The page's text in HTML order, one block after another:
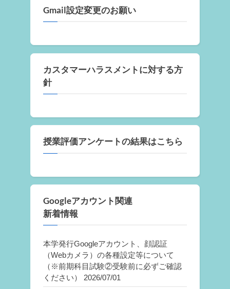
Gmail設定変更のお願い
カスタマーハラスメントに対する方
針
授業評価アンケートの結果はこちら
Googleアカウント関連
新着情報
本学発行Googleアカウント、顔認証
（Webカメラ）の各種設定等について
（※前期科目試験②受験前に必ずご確認
ください）
2026/07/01